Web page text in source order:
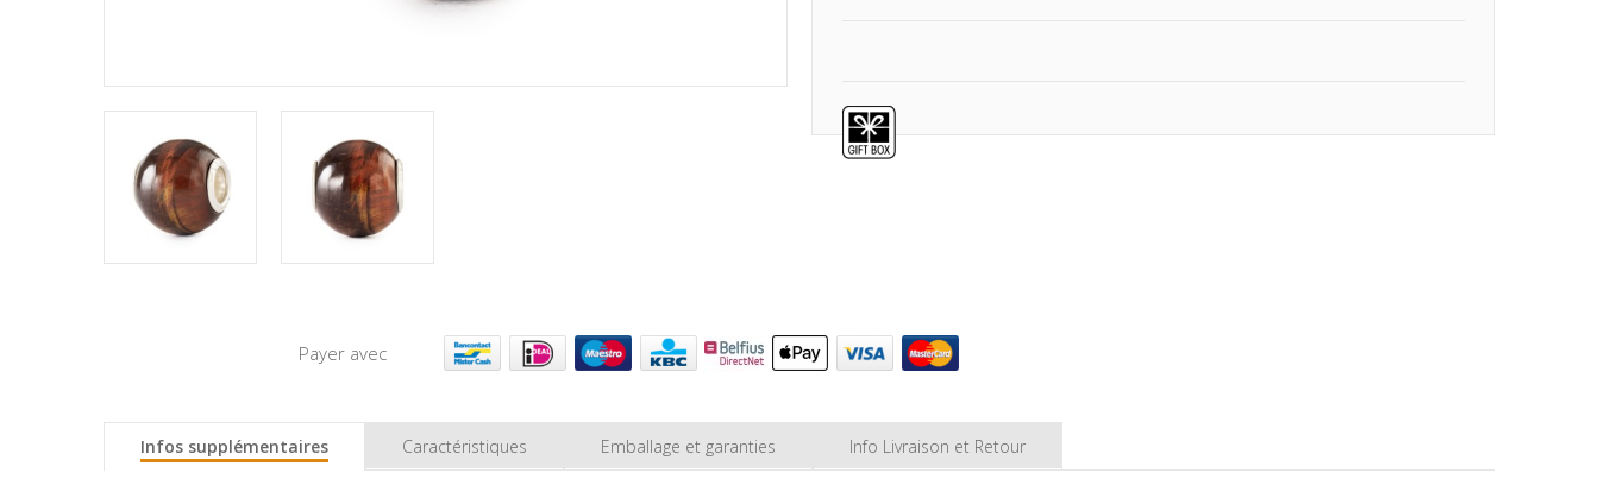
Payer avec
Infos supplémentaires Caractéristiques Emballage et garanties Info Livraison et Retour